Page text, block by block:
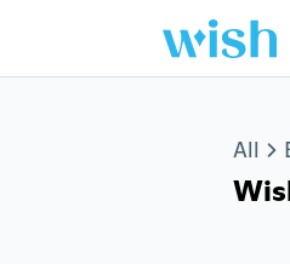
All